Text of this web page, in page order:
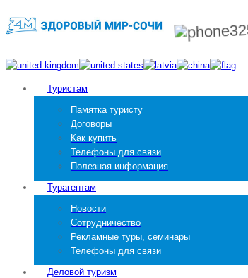
Туристам
Памятка туристу
Договоры
Как купить
Телефоны для связи
Полезная информация
Турагентам
Новости
Сотрудничество
Рекламные туры, семинары
Телефоны для связи
Деловой туризм